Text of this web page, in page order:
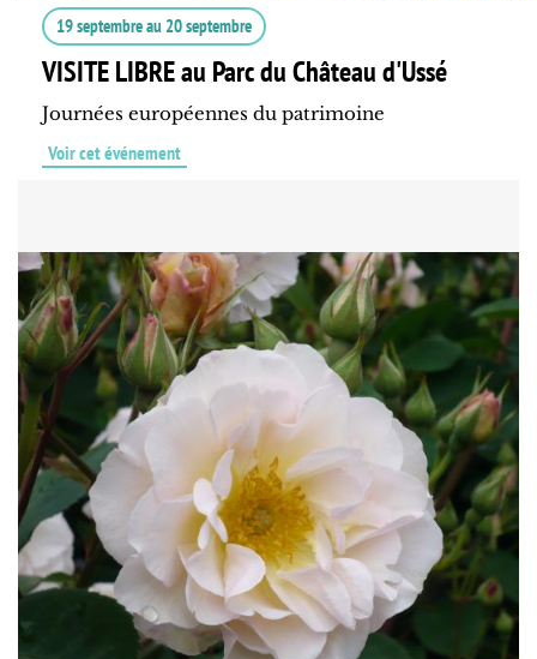
19 septembreau 20 septembre
VISITE LIBRE au Parc du Château d'Ussé
Journées européennes du patrimoine
Voir cet événement